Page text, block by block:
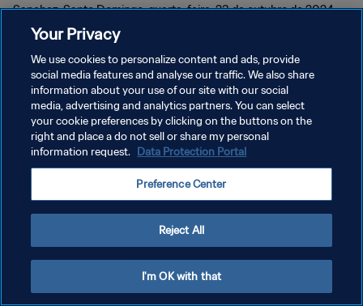
Sanchez, Santo Domingo, quarta-feira, 23 de outubro de 2024,
às 19:00 (horário local).
POLÍTICA DE PRIVACIDADE
TERMOS DE SERVIÇO
ADMINISTRAR AS PREFERÊNCIAS DE COOKIES
Your Privacy
We use cookies to personalize content and ads, provide
social media features and analyse our traffic. We also share
information about your use of our site with our social
media, advertising and analytics partners. You can select
your cookie preferences by clicking on the buttons on the
right and place a do not sell or share my personal
information request. Data Protection Portal
Preference Center
Reject All
I'm OK with that